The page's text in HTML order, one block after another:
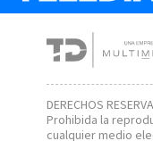
DERECHOS
Prohibida la
cualquier medio